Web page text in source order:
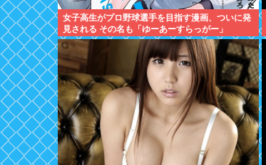
女子高生がプロ野球選手を目指す漫画、ついに発
見される その名も「ゆーあーすらっがー」